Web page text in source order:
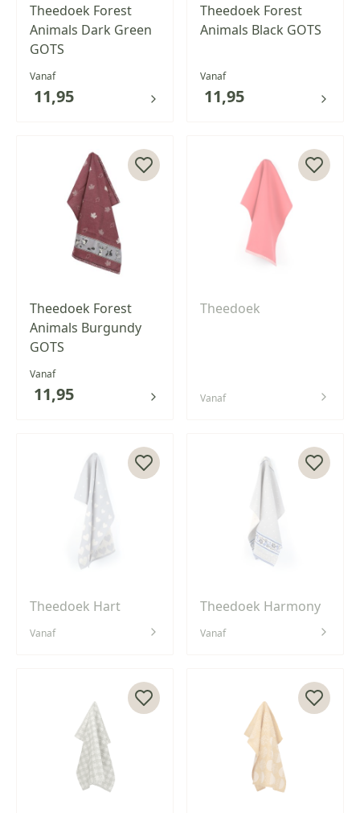
Theedoek Forest
Animals Dark Green
GOTS
Vanaf
11,95
Theedoek Forest
Animals Black GOTS
Vanaf
11,95
Theedoek Forest
Animals Burgundy
GOTS
Vanaf
11,95
Theedoek
Vanaf
Theedoek Hart
Vanaf
Theedoek Harmony
Vanaf